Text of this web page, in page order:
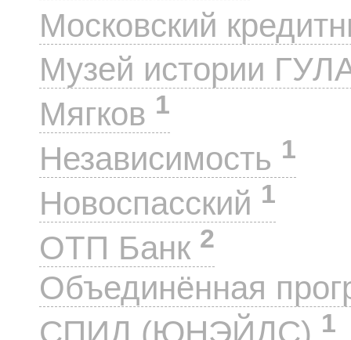
Московский
Музей истории
Мягков 1
Независимость 1
Новоспасский 1
ОТП Банк 2
Объединённая
СПИД (ЮНЭЙДС) 1